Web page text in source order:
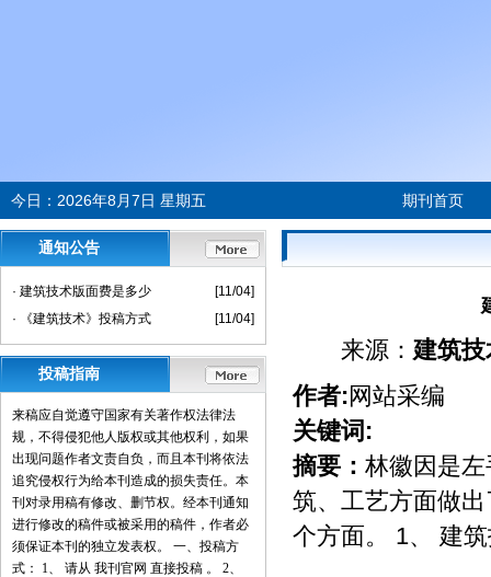
今日： 2026年8月7日 星期五 期刊首页
通知公告
· 建筑技术版面费是多少
[11/04]
· 《建筑技术》投稿方式
[11/04]
投稿指南
来稿应自觉遵守国家有关著作权法律法
规，不得侵犯他人版权或其他权利，如果
出现问题作者文责自负，而且本刊将依法
追究侵权行为给本刊造成的损失责任。本
刊对录用稿有修改、删节权。经本刊通知
进行修改的稿件或被采用的稿件，作者必
须保证本刊的独立发表权。 一、投稿方
式： 1、 请从 我刊官网 直接投稿 。 2、
来源： 建筑技
作者:网站采编
关键词:
摘要： 林徽因是
筑、工艺方面做
个方面。 1、 建